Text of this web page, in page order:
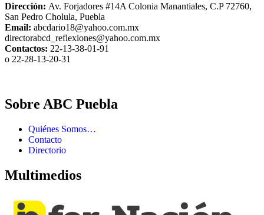
Dirección: Av. Forjadores #14A Colonia Manantiales, C.P 72760,
San Pedro Cholula, Puebla
Email: abcdario18@yahoo.com.mx
directorabcd_reflexiones@yahoo.com.mx
Contactos: 22-13-38-01-91
o 22-28-13-20-31
Sobre ABC Puebla
Quiénes Somos…
Contacto
Directorio
Multimedios